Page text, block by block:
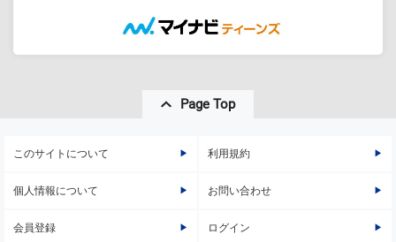
Page Top
このサイトについて 利用規約
個人情報について お問い合わせ
会員登録 ログイン